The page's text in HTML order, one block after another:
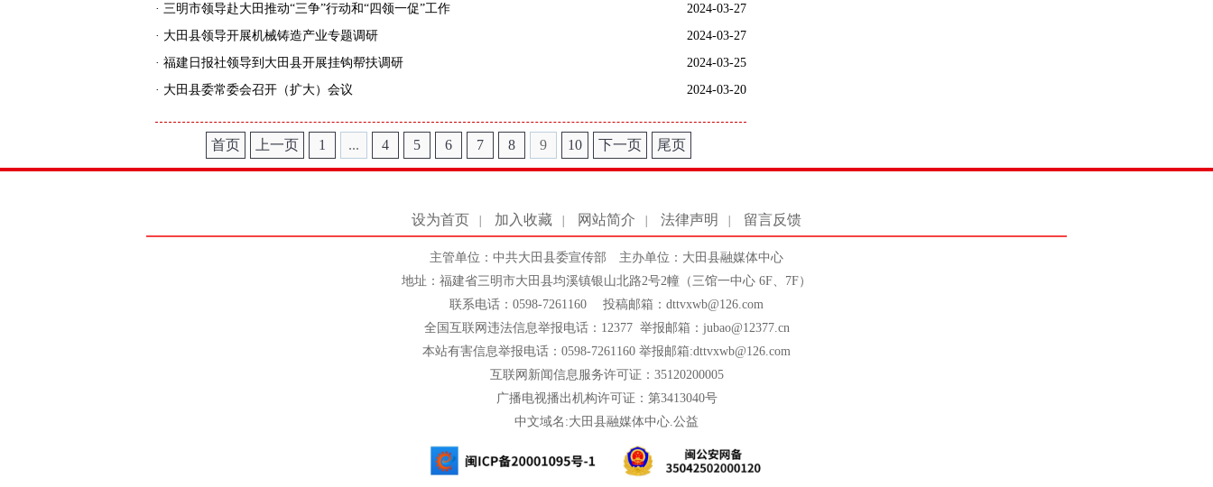
2024-03-27
· 三明市领导赴大田推动“三争”行动和“四领一促”工作
2024-03-27
· 大田县领导开展机械铸造产业专题调研
2024-03-25
· 福建日报社领导到大田县开展挂钩帮扶调研
2024-03-20
· 大田县委常委会召开（扩大）会议
首页 上一页 1 ... 4 5 6 7 8 9 10 下一页 尾页
设为首页 加入收藏 网站简介 法律声明 留言反馈
主管单位：中共大田县委宣传部 主办单位：大田县融媒体中心
地址：福建省三明市大田县均溪镇银山北路2号2幢（三馆一中心 6F、7F）
联系电话：0598-7261160 投稿邮箱：dttvxwb@126.com
全国互联网违法信息举报电话：12377 举报邮箱：jubao@12377.cn
本站有害信息举报电话：0598-7261160 举报邮箱:dttvxwb@126.com
互联网新闻信息服务许可证：35120200005
广播电视播出机构许可证：第3413040号
中文域名:大田县融媒体中心.公益